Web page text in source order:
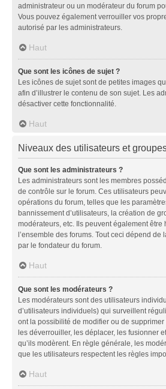
administrateur ou un modérateur du forum
Vous pouvez également verrouiller vos
autorisé par les administrateurs.
Haut
Que sont les icônes de sujet ?
Les icônes de sujet sont de petites images
afin d’illustrer le contenu de son sujet. Les
désactiver cette fonctionnalité.
Haut
Niveaux des utilisateurs et
Que sont les administrateurs ?
Les administrateurs sont les membres
de contrôle sur le forum. Ces utilisateurs
opérations du forum, telles que les
bannissement d’utilisateurs, la création de
modérateurs, etc. Ils peuvent également être
l’ensemble des forums. Tout ceci dépend de
par le fondateur du forum.
Haut
Que sont les modérateurs ?
Les modérateurs sont des utilisateurs
d’utilisateurs individuels) qui surveillent
ont la possibilité de modifier ou de supprimer
les déverrouiller, les déplacer, les fusionner
qu’ils modèrent. En règle générale, les
que les utilisateurs respectent les règles
Haut